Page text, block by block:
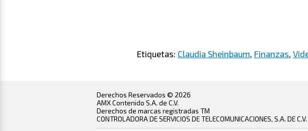
Etiquetas: Claudia Sheinbaum, Finanzas,
Derechos Reservados © 2026
AMX Contenido S.A. de C.V.
Derechos de marcas registradas TM
CONTROLADORA DE SERVICIOS DE TELECOMUNICACIONES, S.A. DE